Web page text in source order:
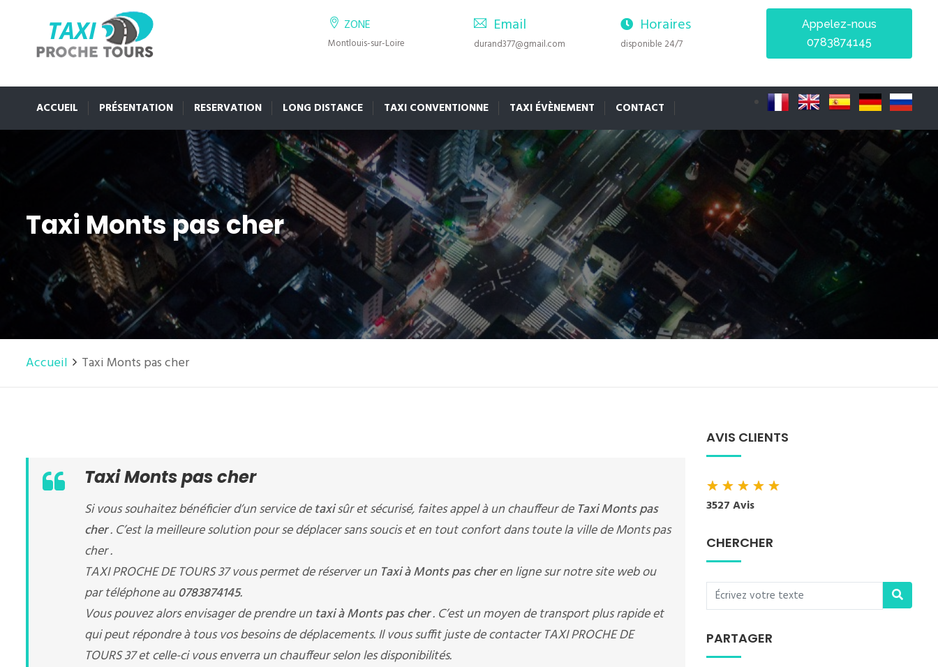
ZONE
Montlouis-sur-Loire
Email
durand377@gmail.com
Horaires
disponible 24/7
Appelez-nous
0783874145
ACCUEIL PRÉSENTATION RESERVATION LONG DISTANCE TAXI CONVENTIONNE TAXI ÉVÈNEMENT CONTACT
Taxi Monts pas cher
Accueil Taxi Monts pas cher
Taxi Monts pas cher
Si vous souhaitez bénéficier d’un service detaxisûr et sécurisé, faites appel à un chauffeur de Taxi Monts pas
cher. C’est la meilleure solution pour se déplacer sans soucis et en tout confort dans toute la ville de Monts pas
cher .
TAXI PROCHE DE TOURS 37 vous permet de réserver un Taxi à Monts pas cheren ligne sur notre site web ou
par téléphone au0783874145.
Vous pouvez alors envisager de prendre un taxi à Monts pas cher. C’est un moyen de transport plus rapide et
qui peut répondre à tous vos besoins de déplacements. Il vous suffit juste de contacter TAXI PROCHE DE
TOURS 37 et celle-ci vous enverra un chauffeur selon les disponibilités.
AVIS CLIENTS
★★★★★
3527 Avis
CHERCHER
PARTAGER